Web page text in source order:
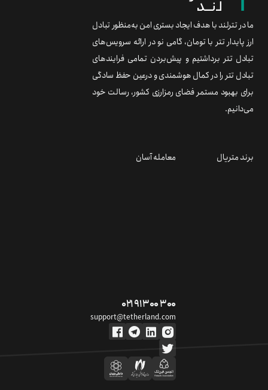
ما در تترلند با هدف ایجاد بستری امن به‌منظور تبادل
ارز پایدار تتر با تومان، گامی نو در ارائه سرویس‌های
تبادل تتر برداشتیم و پیش‌بردن تمامی فرایندهای
تبادل تتر را در کمال هوشمندی و درعین حفظ سادگی
برای بهبود مستمر فضای رمزارزی کشور، رسالت خود
می‌دانیم.
برند متریال معامله آسان
۰۲۱ ۹۱ ۳۰۰ ۳۰۰
support@tetherland.com